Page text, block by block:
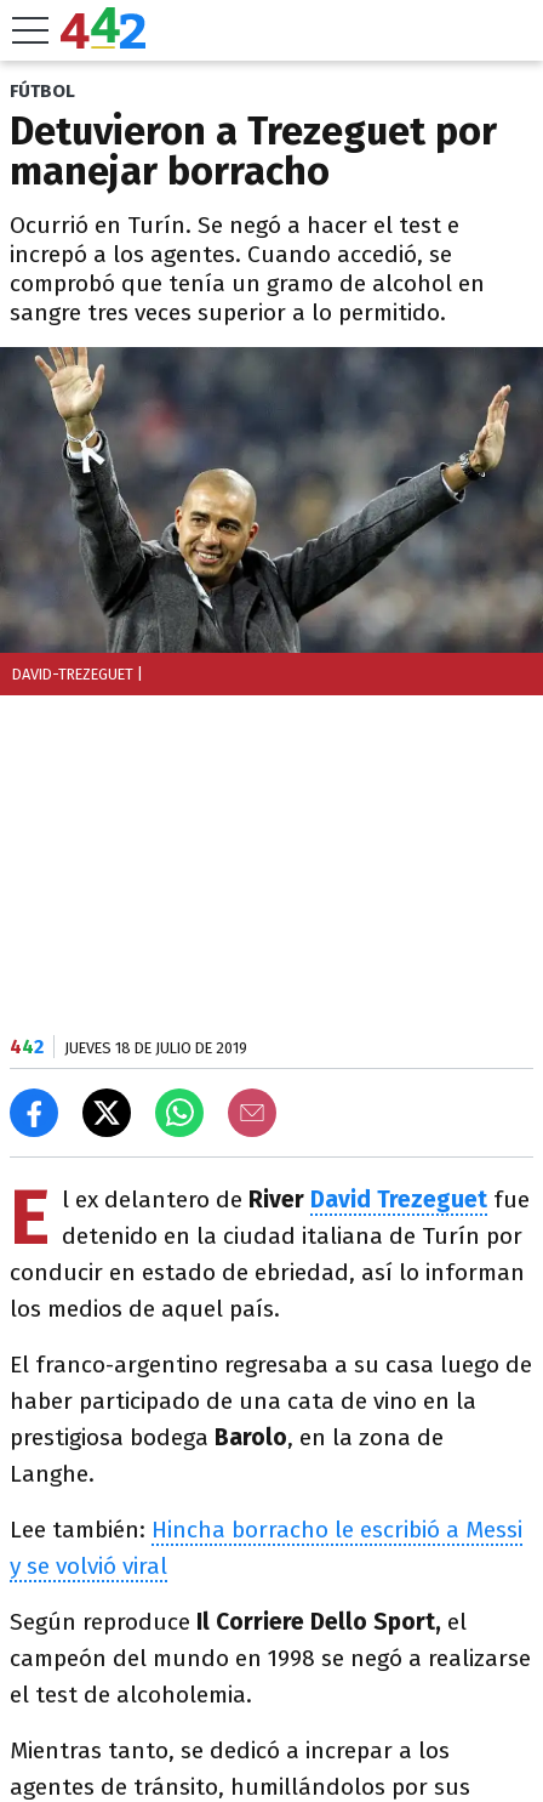
FÚTBOL
Detuvieron a Trezeguet por
manejar borracho
Ocurrió en Turín. Se negó a hacer el test e
increpó a los agentes. Cuando accedió, se
comprobó que tenía un gramo de alcohol en
sangre tres veces superior a lo permitido.
DAVID-TREZEGUET
442 JUEVES 18 DE JULIO DE 2019
E l ex delantero de River David Trezeguet fue
detenido en la ciudad italiana de Turín por
conducir en estado de ebriedad, así lo informan
los medios de aquel país.
El franco-argentino regresaba a su casa luego de
haber participado de una cata de vino en la
prestigiosa bodega Barolo, en la zona de
Langhe.
Lee también: Hincha borracho le escribió a Messi
y se volvió viral
Según reproduce Il Corriere Dello Sport, el
campeón del mundo en 1998 se negó a realizarse
el test de alcoholemia.
Mientras tanto, se dedicó a increpar a los
agentes de tránsito, humillándolos por sus